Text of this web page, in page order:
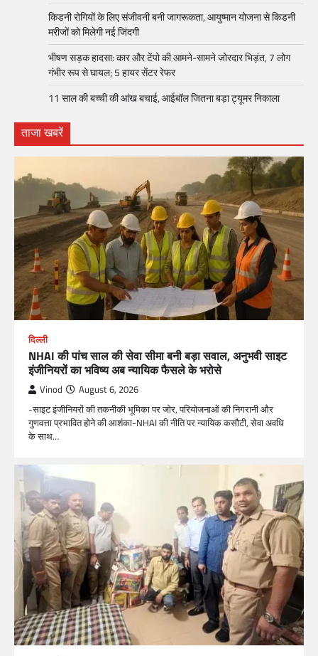
किडनी रोगियों के लिए संजीवनी बनी जागरूकता, आयुष्मान योजना से किडनी
मरीजों को मिलेगी नई जिंदगी
भीषण सड़क हादसा: कार और टेंपो की आमने-सामने जोरदार भिड़ंत, 7 लोग
गंभीर रूप से घायल; 5 हायर सेंटर रेफर​
11 साल की बच्ची की आंख बचाई, आईबॉल जितना बड़ा ट्यूमर निकाला
ताजा खबरें
दिल्ली
NHAI की पांच साल की सेवा सीमा बनी बड़ा सवाल, अनुभवी साइट
इंजीनियरों का भविष्य अब न्यायिक फैसले के भरोसे
Vinod August 6, 2026
-साइट इंजीनियरों की तकनीकी भूमिका पर जोर, परियोजनाओं की निगरानी और
गुणवत्ता प्रभावित होने की आशंका-NHAI की नीति पर न्यायिक कसौटी, सेवा अवधि
के साथ…